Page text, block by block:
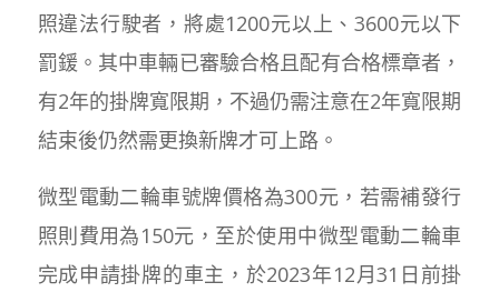
照違法行駛者，將處1200元以上、3600元以下
罰鍰。其中車輛已審驗合格且配有合格標章者，
有2年的掛牌寬限期，不過仍需注意在2年寬限期
結束後仍然需更換新牌才可上路。
微型電動二輪車號牌價格為300元，若需補發行
照則費用為150元，至於使用中微型電動二輪車
完成申請掛牌的車主，於2023年12月31日前掛